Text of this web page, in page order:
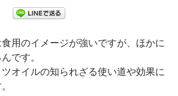
用のイメージが強いですが、ほかに
です。
オイルの知られざる使い道や効果に